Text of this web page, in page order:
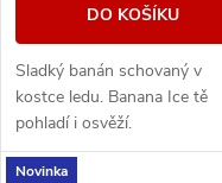
DO KOŠÍKU
Sladký banán schovaný v
kostce ledu. Banana Ice tě
pohladí i osvěží.
Novinka